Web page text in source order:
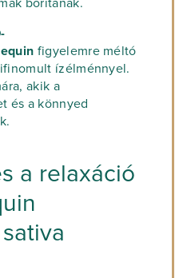
borítanak.
figyelemre méltó
ízélménnyel.
akik a
és a könnyed
a relaxáció